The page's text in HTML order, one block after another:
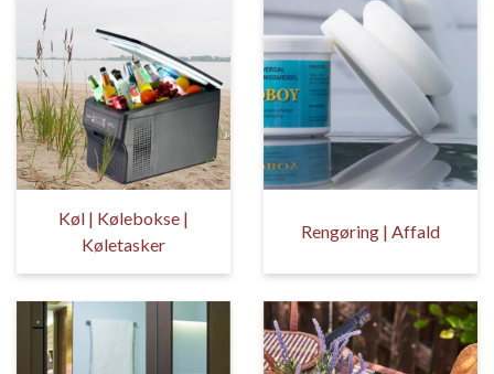
Køl | Kølebokse |
Køletasker
Rengøring | Affald